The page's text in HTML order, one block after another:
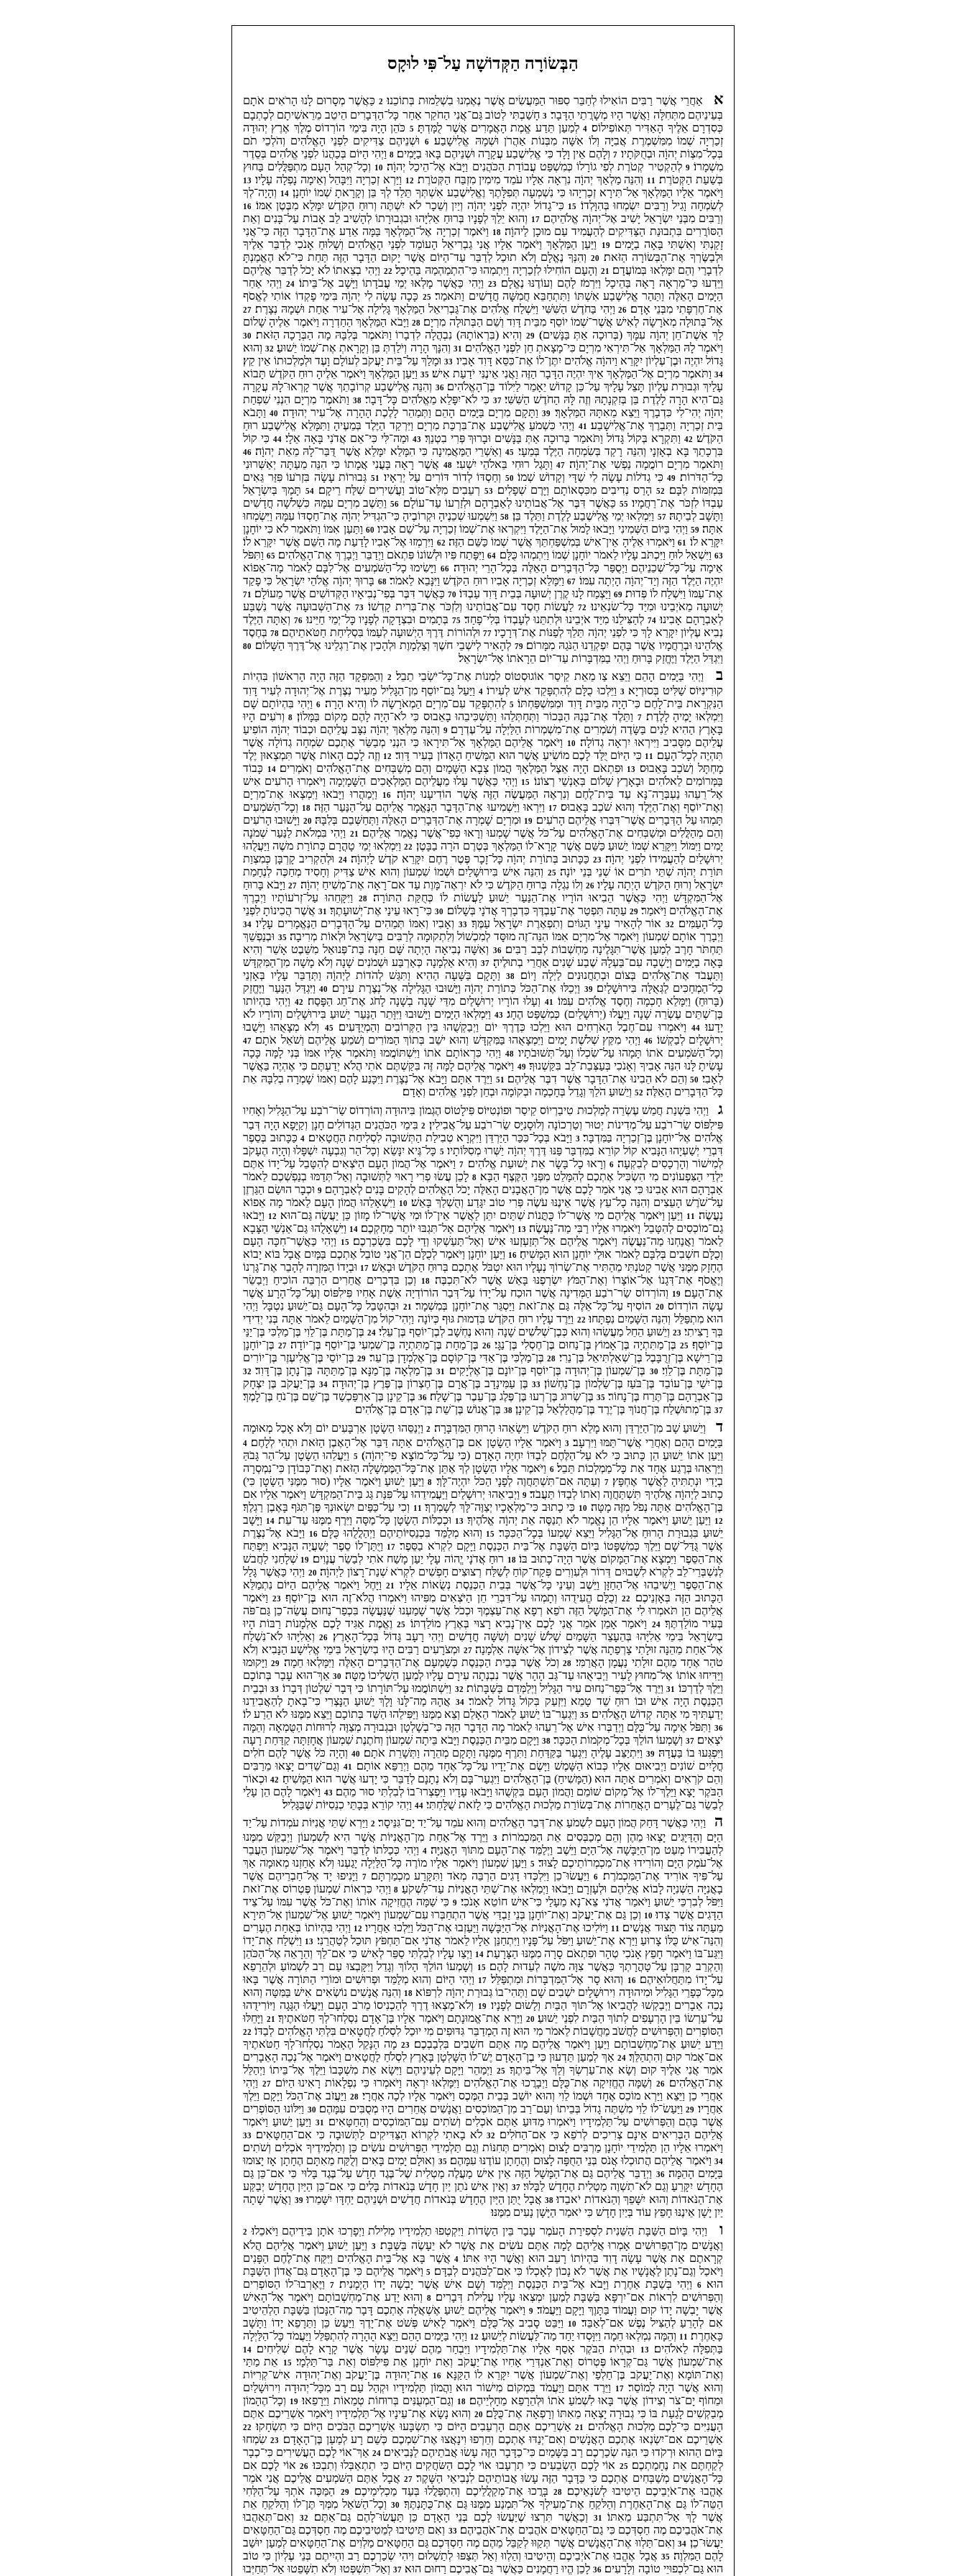
הַבְּשׂוֹרָה הַקְּדוֹשָׁה עַל־פִּי לוּקָס
א אַחֲרֵי אֲשֶׁר רַבִּים הוֹאִילוּ לְחַבֵּר סִפּוּר הַמַּעֲשִׂים אֲשֶׁר נֶאֶמְנוּ בִשְׁלֵמוּת בְּתוֹכֵנוּ׃ 2 כַּאֲשֶׁר מְסָרוּם לָנוּ הָרֹאִים אֹתָם
בְּעֵינֵיהֶם מִתְּחִלָּה וַאֲשֶׁר הָיוּ מְשָׁרֲתֵי הַדָּבָר׃ 3חָשַׁבְתִּי לְטוֹב גַּם־אֲנִי הַחֹקֵר אַחַר כָּל־הַדְּבָרִים הֵיטֵב מֵרֵאשִׁיתָם לְכָתְבָם
כְּסִדְרָם אֵלֶיךָ הָאַדִּיר תְּאוֹפִילוֹס׃ 4לְמַעַן תֵּדַע אֱמֶת הָאֲמָרִים אֲשֶׁר לֻמָּדְתָּ׃ 5
כֹּהֵן הָיָה בִּימֵי הוֹרְדוֹס מֶלֶךְ אֶרֶץ יְהוּדָה
זְכַרְיָה שְׁמוֹ מִמִּשְׁמֶרֶת אֲבִיָּה וְלוֹ אִשָּׁה מִבְּנוֹת אַהֲרֹן וּשְׁמָהּ אֱלִישָׁבַע׃
6וּשְׁנֵיהֶם צַדִּיקִים לִפְנֵי הָאֱלֹהִים וְהֹלְכֵי תֹם
בְּכָל־מִצְוֹת יְהוָֹה וּבְחֻקֹּתָיו׃ 7וְלָהֶם אֵין וָלָד כִּי אֱלִישֶׁבַע עֲקָרָה וּשְׁנֵיהֶם בָּאוּ בַיָּמִים׃ 8וַיְהִי הַיּוֹם בְּכַהֲנוֹ לִפְנֵי אֱלֹהִים בְּסֵדֶר
מִשְׁמָרוֹ׃ 9 לְהַקְטִיר קְטֹרֶת לְפִי גוֹרָלוֹ כְּמִשְׁפַּט עֲבוֹדַת הַכֹּהֲנִים וַיָּבֹא אֶל־הֵיכַל יְהוָֹה׃ 10
וְכָל־קְהַל הָעָם מִתְפַּלֲּלִים בַּחוּץ
בְּשַׁעַת הַקְּטֹרֶת׃
11 וְהִנֵּה מַלְאַךְ יְהוָֹה נִרְאָה אֵלָיו עֹמֵד מִימִין מִזְבַּח הַקְּטֹרֶת׃ 12 וַיַּרְא זְכַרְיָה וַיִּבָּהֵל וְאֵימָה נָפְלָה עָלָיו׃ 13
וַיֹּאמֶר אֵלָיו הַמַּלְאָךְ אַל־תִּירָא זְכַרְיָהוּ כִּי נִשְׁמְעָה תְּפִלָּתֶךָ וֶאֱלִישֶׁבַע אִשְׁתְּךָ תֵּלֵד לְךָ בֵּן וְקָרָאתָ שְׁמוֹ יוֹחָנָן׃14
וְהָיָה־לְךָ
לְשִׂמְחָה וָגִיל וְרַבִּים יִשְׂמְחוּ בְּהִוָּלְדוֹ׃
15 כִּי־גָדוֹל יִהְיֶה לִפְנֵי יְהוָֹה וְיַיִן וְשֵׁכָר לֹא יִשְׁתֶּה וְרוּחַ הַקֹּדֶשׁ יִמָּלֵא מִבֶּטֶן אִמּוֹ׃ 16
וְרַבִּים מִבְּנֵי יִשְׂרָאֵל יָשִׁיב אֶל־יְהוָֹה אֱלֹהֵיהֶם׃ 17
וְהוּא יֵלֵךְ לְפָנָיו בְּרוּחַ אֵלִיָּהוּ וּבִגְבוּרָתוֹ לְהָשִׁיב לֵב אָבוֹת עַל־בָּנִים וְאֵת
הַסּוֹרֲרִים בִּתְבוּנַת הַצַּדִּיקִים לְהַעֲמִיד עַם מוּכָן לַיהוָֹה׃ 18
וַיֹּאמֶר זְכַרְיָה אֶל־הַמַּלְאָךְ בַּמָּה אֵדַע אֶת־הַדָּבָר הַזֶּה כִּי־אֲנִי
זָקַנְתִּי וְאִשְׁתִּי בָּאָה בַיָּמִים׃
19
וַיַּעַן הַמַּלְאָךְ וַיֹּאמֶר אֵלָיו אֲנִי גַבְרִיאֵל הָעוֹמֵד לִפְנֵי הָאֱלֹהִים וְשָׁלוּחַ אָנֹכִי לְדַבֵּר אֵלֶיךָ
וּלְבַשֶּׂרְךָ אֶת־הַבְּשׂוֹרָה הַזֹּאת׃
20וְהִנְּךָ נֶאֱלָם וְלֹא תוּכַל לְדַבֵּר עַד־הַיּוֹם אֲשֶׁר יָקוּם הַדָּבָר הַזֶּה תַּחַת כִּי־לֹא הֶאֱמַנְתָּ
לִדְבָרַי וְהֵם יִמָּלְאוּ בְּמוֹעֲדָם׃
21 וְהָעָם הוֹחִילוּ לִזְכַרְיָה וַיִּתְמְהוּ כִּי־הִתְמַהְמַהּ בַּהֵיכָל׃ 22 וַיְהִי בְצֵאתוֹ לֹא יָכֹל לְדַבֵּר אֲלֵיהֶם
וַיֵּדְעוּ כִּי־מַרְאָה רָאָה בַּהֵיכָל וַיִּרְמֹז לָהֶם וְעוֹדֶנּוּ נֶאֱלָם׃
23 וַיְהִי כַּאֲשֶׁר מָלְאוּ יְמֵי עֲבֹדָתוֹ וַיָּשָׁב אֶל־בֵּיתוֹ׃ 24וַיְהִי אַחַר
הַיָּמִים הָאֵלֶּה וַתַּהַר אֱלִישֶׁבַע אִשְׁתּוֹ וַתִּתְחַבֵּא חֲמִשָּׁה חֳדָשִׁים וַתֹּאמַר׃ 25
כָּכָה עָשָׂה לִי יְהוָֹה בִּימֵי פָקְדוֹ אוֹתִי לֶאֱסֹף
אֶת־חֶרְפָּתִי מִבְּנֵי אָדָם׃ 26וַיְהִי בַּחֹדֶשׁ הַשִּׁשִּׁי וַיִּשְׁלַח אֱלֹהִים אֶת־גַּבְרִיאֵל הַמַּלְאָךְ גָּלִילָה אֶל־עִיר אַחַת וּשְׁמָהּ נְצָרֶת׃ 27
אֶל־בְּתוּלָה מְאֹרָשָׂה לְאִישׁ אֲשֶׁר־שְׁמוֹ יוֹסֵף מִבֵּית דָּוִד וְשֵׁם הַבְּתוּלָה מִרְיָם׃28 וַיָּבֹא הַמַּלְאָךְ הַחַדְרָה וַיֹּאמֶר אֵלֶיהָ שָׁלוֹם
לָךְ אֵשֶׁת־חֵן יְהוָֹה עִמָּךְ (בְּרוּכָה אַתְּ בַּנָּשִׁים)׃
29וְהִיא (בִּרְאוֹתָהּ) נִבְהֲלָה לִדְבָרוֹ וַתֹּאמֶר בְּלִבָּהּ מָה הַבְּרָכָה הַזֹּאת׃ 30
וַיֹּאמֶר לָהּ הַמַּלְאָךְ אַל־תִּירְאִי מִרְיָם כִּי־מָצָאתְ חֵן לִפְנֵי הָאֱלֹהִים׃ 31וְהִנָּךְ הָרָה וְיֹלַדְתְּ בֵּן וְקָרָאתְ אֶת־שְׁמוֹ יֵשׁוּעַ׃ 32וְהוּא
גָּדוֹל יִהְיֶה וּבֶן־עֶלְיוֹן יִקָּרֵא וַיהוָֹה אֱלֹהִים יִתֶּן־לוֹ אֶת־כִּסֵּא דָּוִד אָבִיו׃ 33וּמָלַךְ עַל־בֵּית יַעֲקֹב לְעוֹלָם וָעֶד וּלְמַלְכוּתוֹ אֵין קֵץ׃
34וַתֹּאמֶר מִרְיָם אֶל־הַמַּלְאָךְ אֵיךְ יִהְיֶה הַדָּבָר הַזֶּה וַאֲנִי אֵינֶנִּי יֹדַעַת אִישׁ׃ 35וַיַּעַן הַמַּלְאָךְ וַיֹּאמֶר אֵלֶיהָ רוּחַ הַקֹּדֶשׁ תָּבוֹא
עָלַיךְ וּגְבוּרַת עֶלְיוֹן תָּצֵל עָלָיּךְ עַל־כֵּן קָדוֹשׁ יֵאָמֵר לַיִּלוֹד בֶּן־הָאֱלֹהִים׃36 וְהִנֵּה אֱלִישֶׁבַע קְרוֹבָתֵךְ אֲשֶׁר קָרְאוּ־לָהּ עֲקָרָה
גַּם־הִיא הָרָה לָלֶדֶת בֵּן בְּזִקְנָתָהּ וְזֶה לָּהּ הַחֹדֶשׁ הַשִּׁשִּׁי׃37 כִּי לֹא־יִפָּלֵא מֵאֱלֹהִים כָּל־דָּבָר׃38 וַתֹּאמֶר מִרְיָם הִנְנִי שִׁפְחַת
יְהוָֹה יְהִי־לִי כִּדְבָרֶךָ וַיֵּצֵא מֵאִתָּהּ הַמַּלְאָךְ׃
39וַתָּקָם מִרְיָם בַּיָּמִים הָהֵם וַתְּמַהֵר לָלֶכֶת הָהָרָה אֶל־עִיר יְהוּדָה׃ 40וַתָּבֹא
בֵּית זְכַרְיָה וַתְּבָרֶךְ אֶת־אֱלִישָׁבַע׃
41
וַיְהִי כִּשְׁמֹעַ אֱלִישֶׁבַע אֶת־בִּרְכַּת מִרְיָם וַיִּרְקַד הַיֶּלֶד בְּמֵעֶיהָ וַתִּמָּלֵא אֱלִישֶׁבַע רוּחַ
הַקֹּדֶשׁ׃ 42וַתִּקְרָא בְּקוֹל גָּדוֹל וַתֹּאמַר בְּרוּכָה אַתְּ בַּנָּשִׁים וּבָרוּךְ פְּרִי בִטְנֵךְ׃ 43 וּמַה־לִּי כִּי־אֵם אֲדֹנִי בָּאָה אֵלָי׃44 כִּי קוֹל
בִּרְכָתֵךְ בָּא בְאָזְנָי וְהִנֵּה רָקַד בְּשִׂמְחָה הַיֶּלֶד בְּמֵעָי׃
45וְאַשְׁרֵי הַמַּאֲמִינָה כִּי הִמָּלֵא יִמָּלֵא אֲשֶׁר דֻּבַּר־לָהּ מֵאֵת יְהוָֹה׃ 46
וַתֹּאמֶר מִרְיָם רוֹמֲמָה נַפְשִׁי אֶת־יְהוָֹה׃ 47וַתָּגֶל רוּחִי בֵּאלֹהֵי יִשְׁעִי׃48
אֲשֶׁר רָאָה בָּעֳנִי אֲמָתוֹ כִּי הִנֵּה מֵעַתָּה יְאַשְּׁרוּנִי
כָּל־הַדֹּרוֹת׃
49כִּי גְדֹלוֹת עָשָׂה לִי שַׁדָּי וְקָדוֹשׁ שְׁמוֹ׃ 50 וְחַסְדּוֹ לְדוֹר דּוֹרִים עַל יְרֵאָיו׃ 51 גְּבוּרוֹת עָשָׂה בִּזְרֹעוֹ פִּזַּר גֵּאִים
בִּמְזִמּוֹת לִבָּם׃
52 הָרַס נְדִיבִים מִכִּסְאוֹתָם וַיָּרֶם שְׁפָלִים׃ 53 רְעֵבִים מִלֵּא־טוֹב וַעֲשִׁירִים שִׁלַּח רֵיקָם׃ 54
תָּמַךְ בְּיִשְׂרָאֵל
עַבְדּוֹ לִזְכֹּר אֶת־רַחֲמָיו׃ 55כַּאֲשֶׁר דִּבֶּר אֶל־אֲבוֹתֵינוּ לְאַבְרָהָם וּלְזַרְעוֹ עַד־עוֹלָם׃ 56וַתֵּשֶׁב מִרְיָם עִמָּהּ כִּשְׁלשָׁה חֳדָשִׁים
וַתָּשָׁב לְבֵיתָהּ׃57 וַיִּמְלְאוּ יְמֵי אֱלִישֶׁבַע לָלֶדֶת וַתֵּלֶד בֵּן׃ 58וַיִּשְׁמְעוּ שְׁכֵנֶיהָ וּקְרוֹבֶיהָ כִּי־הִגְדִּיל יְהוָֹה אֶת־חַסְדּוֹ עִמָּהּ וַיִּשְׂמְחוּ
אִתָּה׃ 59 וַיְהִי בַּיּוֹם הַשְּׁמִינִי וַיָּבֹאוּ לָמוּל אֶת־הַיָּלֶד וַיִּקְרְאוּ אֶת־שְׁמוֹ זְכַרְיָה עַל־שֵׁם אָבִיו׃ 60 וַתַּעַן אִמּוֹ וַתֹּאמַר לֹא כִּי יוֹחָנָן
יִקָּרֵא לוֹ׃
61וַיֹּאמְרוּ אֵלֶיהָ אֵין־אִישׁ בְּמִשְׁפַּחְתֵּךְ אֲשֶׁר שְׁמוֹ כַּשֵּׁם הַזֶּה׃ 62 וַיִּרְמְזוּ אֶל־אָבִיו לָדַעַת מָה הַשֵּׁם אֲשֶׁר יִקָּרֵא לוֹ׃
63וַיִּשְׁאַל לוּחַ וַיִּכְתֹּב עָלָיו לֵאמֹר יוֹחָנָן שְׁמוֹ וַיִּתְמְהוּ כֻּלָּם׃ 64וַיִּפָּתַח פִּיו וּלְשׁוֹנוֹ פִּתְאֹם וַיְדַבֵּר וַיְבָרֶךְ אֶת־הָאֱלֹהִים׃ 65וַתִּפֹּל
אֵימָה עַל־כָּל־שְׁכֵנֵיהֶם וַיְסֻפַּר כָּל־הַדְּבָרִים הָאֵלֶּה בְּכָל־הָרֵי יְהוּדָה׃66
וַיָּשִׂימוּ כָל־הַשֹּׁמְעִים אֶל־לִבָּם לֵאמֹר מָה־אֵפוֹא
יִהְיֶה הַיֶּלֶד הַזֶּה וְיַד־יְהוָֹה הָיְתָה עִמּוֹ׃ 67וַיִּמָּלֵא זְכַרְיָה אָבִיו רוּחַ הַקֹּדֶשׁ וַיִּנָּבֵא לֵאמֹר׃68 בָּרוּךְ יְהוָֹה אֱלֹהֵי יִשְׂרָאֵל כִּי פָקַד
אֶת־עַמּוֹ וַיִּשְׁלַח לוֹ פְּדוּת׃ 69 וַיַּצְמַח לָנוּ קֶרֶן יְשׁוּעָה בְּבֵית דָּוִד עַבְדּוֹ׃ 70 כַּאֲשֶׁר דִּבֶּר בְּפִי־נְבִיאָיו הַקְּדוֹשִׁים אֲשֶׁר מֵעוֹלָם׃ 71
יְשׁוּעָה מֵאֹיְבֵינוּ וּמִיַּד כָּל־שׂנְאֵינוּ׃ 72 לַעֲשׂוֹת חֶסֶד עִם־אֲבוֹתֵינוּ וְלִזְכֹּר אֶת־בְּרִית קָדְשׁוֹ׃ 73
אֶת־הַשְּׁבוּעָה אֲשֶׁר נִשְׁבַּע
לְאַבְרָהָם אָבִינוּ׃ 74לְהַצִּילֵנוּ מִיַּד אֹיְבֵינוּ וּלְתִתֵּנוּ לְעָבְדוֹ בְּלִי־פָחַד׃ 75בְּתָמִים וּבִצְדָקָה לְפָנָיו כָּל־יְמֵי חַיֵּינוּ׃76 וְאַתָּה הַיֶּלֶד
נְבִיא עֶלְיוֹן יִקָּרֵא לָךְ כִּי לִפְנֵי יְהוָֹה תֵּלֵךְ לְפַנּוֹת אֶת־דְּרָכָיו׃77 וּלְהוֹרוֹת דֶּרֶךְ הַיְשׁוּעָה לְעַמּוֹ בִּסְלִיחַת חַטֹּאתֵיהֶם׃ 78בְּחֶסֶד
אֱלֹהֵינוּ וּבְרַחֲמָיו אֲשֶׁר בָּהֶם יִפְקְדֵנוּ הַנֹּגַהּ מִמָּרוֹם׃ 79 לְהָאִיר לְישְׁבֵי חשֶׁךְ וְצַלְמָוֶת וּלְהָכִין אֶת־רַגְלֵינוּ אֶל־דֶּרֶךְ הַשָּׁלוֹם׃ 80
וַיִּגְדַּל הַיֶּלֶד וַיֶּחֱזַק בָּרוּחַ וַיְהִי בַמִּדְבָּרוֹת עַד־יוֹם הֵרָאֹתוֹ אֶל־יִשְׂרָאֵל׃
בוַיְהִי בַּיָּמִים הָהֵם וַיֵצֵא צַו מֵאֵת קֵיסַר אוֹגוּסְטוֹס לִמְנוֹת אֶת־כָּל־יֹשְׂבֵי תֵבֵל׃ 2
וְהַמִּפְקָד הַזֶּה הָיָה הָרִאשׁוֹן בִּהְיוֹת
קוּרִינִיּוֹס שַׁלִּיט בְּסוּרְיָא׃
3 וַיֵּלְכוּ כֻלָּם לְהִתְפָּקֵד אִישׁ לְעִירוֹ׃4 וַיַּעַל גַּם־יוֹסֵף מִן־הַגָּלִיל מֵעִיר נְצֶרֶת אֶל־יְהוּדָה לְעִיר דָּוִד
הַנִּקְרֵאת בֵּית־לָחֶם כִּי־הָיָה מִבֵּית דָּוִד וּמִמִּשְׁפַּחְתּוֹ׃ 5לְהִתְפָּקֵד עִם־מִרְיָם הַמְאֹרָשָׂה לוֹ וְהִיא הָרָה׃ 6וַיְהִי בִּהְיוֹתָם שָׁם
וַיִּמְלְאוּ יָמֶיהָ לָלֶדֶת׃7 וַתֵּלֶד אֶת־בְּנָהּ הַבְּכוֹר וַתְּחַתְּלֵהוּ וַתַּשְׁכִּיבֵהוּ בָאֵבוּס כִּי לֹא־הָיָה לָהֶם מָקוֹם בַּמָּלוֹן׃ 8וְרֹעִים הָיוּ
בָּאָרֶץ הַהִיא לֵנִים בַּשָּׂדֶה וְשֹׁמְרִים אֶת־מִשְׁמְרוֹת הַלַּיְלָה עַל־עֶדְרָם׃ 9 וְהִנֵּה מַלְאַךְ יְהוָֹה נִצָּב עֲלֵיהֶם וּכְבוֹד יְהוָֹה הוֹפִיעַ
עֲלֵיהֶם מִסָּבִיב וַיִּירְאוּ יִרְאָה גְדוֹלָה׃
10
וַיֹּאמֶר אֲלֵיהֶם הַמַּלְאָךְ אַל־תִּירָאוּ כִּי הִנְנִי מְבַשֵּׂר אֶתְכֶם שִׂמְחָה גְדוֹלָה אֲשֶׁר
תִּהְיֶה לְכָל־הָעָם׃
11 כִּי הַיּוֹם יֻלַּד לָכֶם מוֹשִׂיעַ אֲשֶׁר הוּא הַמָּשִׁיחַ הָאָדוֹן בְּעִיר דָּוִד׃ 12 וְזֶה לָכֶם הָאוֹת אֲשֶׁר תִּמְצְאוּן יֶלֶד
מָחְתָּל וְשֹׁכֵב בָּאֵבוּס׃
13 וּפִתְאֹם הָיָה אֵצֶל הַמַּלְאָךְ הֲמוֹן צְבָא הַשָּׁמָיִם וְהֵם מְשַׁבְּחִים אֶת־הָאֱלֹהִים וְאֹמְרִים׃14
כָּבוֹד
בַּמְּרוֹמִים לֵאלֹהִים וּבָאָרֶץ שָׁלוֹם בְּאַנְשֵׁי רְצוֹנוֹ׃
15
וַיְהִי כַּאֲשֶׁר עָלוּ מֵעֲלֵיהֶם הַמַּלְאָכִים הַשָּׁמָיְמָה וַיֹּאמְרוּ הָרֹעִים אִישׁ
אֶל־רֵעֵהוּ נַעְבְּרָה־נָּא עַד בֵּית־לֶחֶם וְנִרְאֶה הַמַּעֲשֶׂה הַזֶּה אֲשֶׁר הוֹדִיעָנוּ יְהוָֹה׃
16
וַיְמַהֲרוּ וַיָּבֹאוּ וַיִּמְצְאוּ אֶת־מִרְיָם
וְאֶת־יוֹסֵף וְאֶת־הַיֶּלֶד וְהוּא שֹׁכֵב בָּאֵבוּס׃17 וַיִּרְאוּ וַיַּשְׁמִיעוּ אֶת־הַדָּבָר הַנֶּאֱמָר אֲלֵיהֶם עַל־הַנַּעַר הַזֶּה׃ 18
וְכָל־הַשֹּׁמְעִים
תָּמְהוּ עַל הַדְּבָרִים אֲשֶׁר־דִּבְּרוּ אֲלֵיהֶם הָרֹעִים׃
19 וּמִרְיָם שָׁמְרָה אֶת־הַדְּבָרִים הָאֵלֶּה וַתְּחַשְּׁבֵם בְּלִבָּהּ׃ 20 וַיָּשׁוּבוּ הָרֹעִים
וְהֵם מְהַלֲּלִים וּמְשַׁבְּחִים אֶת־הָאֱלֹהִים עַל־כֹּל אֲשֶׁר שָׁמְעוּ וְרָאוּ כְּפִי־אֲשֶׁר נֶאֱמַר אֲלֵיהֶם׃
21
וַיְהִי בִּמְלֹאת לַנַּעַר שְׁמֹנָה
יָמִים וַיִּמּוֹל וַיִּקָּרֵא שְׁמוֹ יֵשׁוּעַ כַּשֵּׁם אֲשֶׁר קָרָא־לוֹ הַמַּלְאָךְ בְּטֶרֶם הֹרָה בַבָּטֶן׃ 22וַיִּמְלְאוּ יְמֵי טָהֳרָם כְּתוֹרַת משֶׁה וַיַּעֲלֻהוּ
יְרוּשָׁלַיִם לְהַעֲמִידוֹ לִפְנֵי יְהוָֹה׃ 23כַּכָּתוּב בְּתוֹרַת יְהוָֹה כָּל־זָכָר פֶּטֶר רֶחֶם יִקָּרֵא קֹדֶשׁ לַיְהוָֹה׃24
וּלְהַקְרִיב קָרְבָּן כְּמִצְוַת
תּוֹרַת יְהוָֹה שְׁתֵּי תֹרִים אוֹ שְׁנֵי בְּנֵי יוֹנָה׃ 25
וְהִנֵּה אִישׁ בִּירוּשָׁלַיִם וּשְׁמוֹ שִׁמְעוֹן וְהוּא אִישׁ צַדִּיק וְחָסִיד מְחַכֶּה לְנֶחָמַת
יִשְׂרָאֵל וְרוּחַ הַקֹּדֶשׁ הָיְתָה עָלָיו׃26 וְלוֹ נִגְלָה בְּרוּחַ הַקֹּדֶשׁ כִּי לֹא יִרְאֶה־מָּוֶת עַד אִם־רָאָה אֶת־מְשִׁיחַ יְהוָֹה׃ 27וַיָּבֹא בָּרוּחַ
אֶל־הַמִּקְדָּשׁ וַיְהִי כַּאֲשֶׁר הֵבִיאוּ הוֹרָיו אֶת־הַנַּעַר יֵשׁוּעַ לַעֲשׂוֹת לוֹ כְּחֻקַּת הַתּוֹרָה׃28
וַיִּקָּחֵהוּ עַל־זְרֹעוֹתָיו וַיְבָרֶךְ
אֶת־הָאֱלֹהִים וַיֹּאמַר׃ 29 עַתָּה תִּפְטַר אֶת־עַבְדֶּךָ כִּדְבָרְךָ אֲדֹנָי בְּשָׁלוֹם׃ 30כִּי־רָאוּ עֵינַי אֶת־יְשׁוּעָתֶךָ׃ 31אֲשֶׁר הֲכִינוֹתָ לִפְנֵי
כָּל־הָעַמִּים׃
32אוֹר לְהָאִיר עֵינֵי הַגּוֹיִם וְתִפְאֶרֶת יִשְׂרָאֵל עַמֶּךָ׃ 33 וְאָבִיו וְאִמּוֹ תְּמֵהִים עַל־הַדְּבָרִים הַנֶּאֱמָרִים עָלָיו׃ 34
וַיְבָרֶך אוֹתָם שִׁמְעוֹן וַיֹּאמֶר אֶל־מִרְיָם אִמּוֹ הִנֵּה־זֶה מוּסָּד לְמִכְשׁוֹל וְלִתְקוּמָה לְרַבִּים בְּיִשְׂרָאֵל וּלְאוֹת מְרִיבָה׃ 35 וּבְנַפְשֵׁךְ
תַּחְתֹּר חָרֶב לְמַעַן אֲשֶׁר־תִּגָּלֶינָה מַחְשְׁבוֹת לְבַב רַבִּים׃36
וְאִשָּׁה נְבִיאָה הָיְתָה שָּׁם חַנָּה בַּת־פְּנוּאֵל מִשֵּׁבֶט אָשֵׁר וְהִיא
בָּאָה בַיָּמִים וְיָשְׁבָה עִם־בַּעְלָהּ שֶׁבַע שָׁנִים אַחֲרֵי בְתוּלֶיהָ׃ 37 וְהִיא אַלְמָנָה כְּאַרְבַּע וּשְׁמֹנִים שָׁנָה וְלֹא מָשָׁה מִן־הַמִּקְדָּשׁ
וַתַּעֲבֹד אֶת־אֱלֹהִים בְּצוֹם וּבְתַחֲנוּנִים לַיְלָה וָיוֹם׃
38וַתָּקָם בַּשָּׁעָה הַהִיא וַתִּגַּשׁ לְהֹדוֹת לַיְהוָֹה וַתְּדַבֵּר עָלָיו בְּאָזְנֵי
כָל־הַמְחַכִּים לַגְּאֻלָּה בִּירוּשָׁלָיִם׃
39 וַיְכַלּוּ אֶת־הַכֹּל כְּתוֹרַת יְהוָֹה וַיָּשׁוּבוּ הַגָּלִילָה אֶל־נְצֶרֶת עִירָם׃ 40וַיִּגְדַּל הַנַּעַר וַיֶּחֱזַק
(בָּרוּחַ) וַיִּמָּלֵא חָכְמָה וְחֶסֶד אֱלֹהִים עִמּוֹ׃
41 וְעָלוּ הוֹרָיו יְרוּשָׁלַיִם מִדֵּי שָׁנָה בְשָׁנָה לָחֹג אֶת־חַג הַפָּסַח׃ 42
וַיְהִי בִּהְיוֹתו
בֶּן־שְׁתֵּים עֶשְׂרֵה שָׁנָה וַיַּעֲלוּ (יְרוּשָׁלַיִם) כְּמִשְׁפַּט הֶחָג׃ 43וַיִּמְלְאוּ הַיָּמִים וַיָּשׁוּבוּ וַיִּוָּתֵר הַנַּעַר יֵשׁוּעַ בִּירוּשָׁלַיִם וְהוֹרָיו לֹא
יָדָעוּ׃44 וַיֹּאמְרוּ עִם־חֶבֶל הָאֹרְחִים הוּא וַיֵּלְכוּ כְּדֶרֶךְ יוֹם וַיְבַקְשֻׁהוּ בֵּין הַקְּרוֹבִים וְהַמְיֻדָּעִים׃ 45
וְלֹא מְצָאֻהוּ וַיָּשֻׁבוּ
יְרוּשָׁלָיִם לְבַקְשׁוֹ׃ 46וַיְהִי מִקֵּץ שְׁלשֶׁת יָמִים וַיִּמְצָאֻהוּ בַּמִּקְדָּשׁ וְהוּא ישֵׁב בְּתוֹךְ הַמּוֹרִים וְשֹׁמֵעַ אֲלֵיהֶם וְשֹׁאֵל אֹתָם׃ 47
וְכָל־הַשֹּׁמְעִים אֹתוֹ תָּמָהוּ עַל־שִׂכְלוֹ וְעַל־תְּשׁוּבֹתָיו׃48
וַיְהִי כִּרְאוֹתָם אֹתוֹ וַיִּשְׁתּוֹמֲמוּ וַתֹּאמֶר אֵלָיו אִמּוֹ בְּנִי לָמָּה כָּכָה
עָשִׂיתָ לָּנוּ הִנֵּה אָבִיךָ וְאָנֹכִי בְּעַצְּבַת־לֵב בִּקַּשְׁנוּךָ׃ 49 וַיֹּאמֶר אֲלֵיהֶם לָמָּה זֶּה בִּקַּשְׁתֶּם אֹתִי הֲלֹא יְדַעְתֶּם כִּי אֶהְיֶה בַּאֲשֶׁר
לְאָבִי׃ 50וְהֵם לֹא הֵבִינוּ אֶת־הַדָּבָר אֲשֶׁר דִבֶּר אֲלֵיהֶם׃ 51 וַיֵּרֶד אִתָּם וַיָּבֹא אֶל־נְצָרֶת וַיִּכָּנַע לָהֶם וְאִמּוֹ שָׁמְרָה בְלִבָּהּ אֵת
כָּל־הַדְּבָרִים הָאֵלֶּה׃ 52 וְיֵשׁוּעַ הֹלֵךְ וְגָדֵל בְּחָכְמָה וּבְקוֹמָה וּבְחֵן לִפְנֵי אֱלֹהִים וְאָדָם׃
ג וַיְהִי בִּשְׁנַת חֲמֵשׁ עֶשְׂרֵה לְמַלְכוּת טִיבַרְיוֹס קֵיסַר וּפוֹנְטִיּוֹס פִּילָטוֹס הֶגְמוֹן בִּיהוּדָה וְהוֹרְדוֹס שַׂר־רֹבַע עַל־הַגָּלִיל וְאָחִיו
פִּילִפּוֹס שַׂר־רֹבַע עַל־מְדִינוֹת יְטוּר וְטַרְכוֹנָה וְלוּסָנִיָּס שַׂר־רֹבַע עַל־אֲבִילִין׃ 2בִּימֵי הַכֹּהֲנִים הַגְּדוֹלִים חָנָן וְקַיָּפָא הָיָה דְּבַר
אֱלֹהִים אֶל־יוֹחָנָן בֶּן־זְכַרְיָה בַּמִּדְבָּר׃ 3 וַיָּבֹא בְּכָל־כִּכַּר הַיַּרְדֵּן וַיִּקְרָא טְבִילַת הַתְּשׁוּבָה לִסְלִיחַת הַחֲטָאִים׃ 4כַּכָּתוּב בְּסֵפֶר
דִּבְרֵי יְשַׁעְיָהוּ הַנָּבִיא קוֹל קוֹרֵא בַמִּדְבַּר פַּנּוּ דֶּרֶךְ יְהוָֹה יַשְּׁרוּ מְסִלּוֹתָיו׃ 5 כָּל־גֶּיא יִנָּשֵׂא וְכָל־הַר וְגִבְעָה יִשְׁפָּלוּ וְהָיָה הֶעָקֹב
לְמִישׁוֹר וְהָרְכָסִים לְבִקְעָה׃6 וְרָאוּ כָל־בָּשָׂר אֵת יְשׁוּעַת אֱלֹהִים׃ 7וַיֹּאמֶר אֶל־הֲמוֹן הָעָם הַיֹּצְאִים לְהִטָּבֵל עַל־יָדוֹ אַתֶּם
יַלְדֵי הַצִּפְעוֹנִים מִי הִשְׂכִּיל אֶתְכֶם לְהִמָּלֵט מִפְּנֵי הַקֶּצֶף הַבָּא׃ 8לָכֵן עֲשׂוּ פְרִי רָאוּי לַתְּשׁוּבָה וְאַל־תְּדַמּוּ בְנַפְשְׁכֶם לֵאמֹר
אַבְרָהָם הוּא אָבִינוּ כִּי אֲנִי אֹמֵר לָכֶם אֲשֶׁר מִן־הָאֲבָנִים הָאֵלֶּה יָכֹל הָאֱלֹהִים לְהָקִים בָּנִים לְאַבְרָהָם׃ 9וּכְבָר הוּשַׂם הַגַּרְזֶן
עַל־שֹׁרֶשׁ הָעֵצִים וְהִנֵּה כָל־עֵץ אֲשֶׁר אֵינֶנּוּ עֹשֶׂה פְּרִי טוֹב יִגָּדַע וְהֻשְׁלַךְ בָּאֵשׁ׃ 10
וַיִּשְׁאָלֵהוּ הֲמוֹן הָעָם לֵאמֹר מָה אֵפוֹא
נַעֲשֶׂה׃
11 וַיַּעַן וַיֹּאמֶר אֲלֵיהֶם מִי אֲשֶׁר־לוֹ כֻּתֳּנוֹת שְׁתַּיִם יִתֵּן לַאֲשֶׁר אֵין־לוֹ וּמִי אֲשֶׁר־לוֹ מָזוֹן כֵּן יַעֲשֶׂה גַּם־הוּא׃ 12
וַיָּבֹאוּ
גַם־מוֹכְסִים לְהִטָּבֵל וַיֹּאמְרוּ אֵלָיו רַבִּי מַה־נַּעֲשֶׂה׃ 13 וַיֹּאמֶר אֲלֵיהֶם אַל־תִּגְבּוּ יוֹתֵר מֵחָקְכֶם׃ 14 וַיִּשְׁאָלֻהוּ גַּם־אַנְשֵׁי הַצָּבָא
לֵאמֹר וַאֲנַחְנוּ מַה־נַּעֲשֶׂה וַיֹּאמֶר אֲלֵיהֶם אַל־תְּזַעְזְעוּ אִישׁ וְאַל־תַּעַשְׁקוּ וְדַי לָכֶם בִּשְׂכַרְכֶם׃
15
וַיְהִי כַּאֲשֶׁר־חִכָּה הָעָם
וְכֻלָּם חשְׁבִים בְּלִבָּם לֵאמֹר אוּלַי יוֹחָנָן הוּא הַמָּשִׁיחַ׃16 וַיַּעַן יוֹחָנָן וַיֹּאמֶר לְכֻלָּם הֵן־אֲנִי טוֹבֵל אֶתְכֶם בַּמָּיִם אֲבָל בּוֹא יָבוֹא
הֶחָזָק מִמֶּנִּי אֲשֶׁר קָטֹנְתִּי מֵהַתִּיר אֶת־שְׂרוֹךְ נְעָלָיו הוּא יִטְבֹּל אֶתְכֶם בְּרוּחַ הַקֹּדֶשׁ וּבָאֵשׁ׃ 17 וּבְיָדוֹ הַמִּזְרֶה לְהָבֵר אֶת־גָּרְנוֹ
וְיֶאֱסֹף אֶת־דְּגָנוֹ אֶל־אוֹצָרוֹ וְאֶת־הַמֹּץ יִשְׂרְפֶנּוּ בָּאֵשׁ אֲשֶׁר לֹא־תִּכְבֶּה׃
18
וְכֵן בִּדְבָרִים אֲחֵרִים הַרְבֵּה הוֹכִיחַ וַיְבַשֵׂר
אֶת־הָעָם׃
19
וְהוֹרְדוֹס שַׂר־רֹבַע הַמְּדִינָה אֲשֶׁר הוּכַח עַל־יָדוֹ עַל־דְּבַר הוֹרוֹדְיָה אֵשֶׁת אָחִיו פִּילִפּוֹס וְעַל־כָּל־הָרָע אֲשֶׁר
עָשָׂה הוֹרְדוֹס׃ 20 הוֹסִיף עַל־כָּל־אֵלֶּה גַּם אֶת־זֹאת וַיַּסְגֵּר אֶת־יוֹחָנָן בְּמִשְׁמָר׃ 21
וּבְהִטָּבֵל כָּל־הָעָם גַּם־יֵשׁוּעַ נִטְבָּל וַיְהִי
הוּא מִתְפַּלֵּל וְהִנֵּה הַשָּׁמַיִם נִפְתָּחוּ׃ 22 וַיֵּרֶד עָלָיו רוּחַ הַקֹּדֶשׁ בִּדְמוּת גּוּף כְּיוֹנָה וַיְהִי־קוֹל מִן־הַשָּׁמַיִם לֵאמֹר אַתָּה בְּנִי יְדִידִי
בְּךָ רָצִיתִי׃ 23 וְיֵשׁוּעַ הֵחֵל מַעֲשֵׂהוּ וְהוּא כְּבֶן־שְׁלשִׁים שָׁנָה וְהוּא נֶחְשָׁב לְבֶן־יוֹסֵף בֶּן־עֵלִי׃ 24בֶּן־מַתָּת בֶּן־לֵוִי בֶּן־מַלְכִּי בֶּן־יַנַּי
בֶּן־יוֹסֵף׃ 25בֶּן־מַתִּתְיָה בֶּן־אָמוֹץ בֶּן־נַחוּם בֶּן־חֶסְלִי בֶּן־נַגָּי׃ 26בֶּן־מַחַת בֶּן־מַתִּתְיָה בֶּן־שִׁמְעִי בֶּן־יוֹסֵף בֶּן־יוֹדָה׃27 בֶּן־יוֹחָנָן
בֶּן־רֵישָׁא בֶּן־זְרֻבָּבֶל בֶּן־שְׁאַלְתִּיאֵל בֶּן־נֵרִי׃ 28בֶּן־מַלְכִּי בֶּן־אַדִּי בֶּן־קוֹסָם בֶּן־אֶלְמְדָן בֶּן־עֵר׃ 29בֶּן־יוֹסֵי בֶּן־אֱלִיעֶזֶר בֶּן־יוֹרִים
בֶּן־מַתָּת בֶּן־לֵוִי׃ 30 בֶּן־שִׁמְעוֹן בֶּן־יְהוּדָה בֶּן־יוֹסֵף בֶּן־יוֹנָם בֶּן־אֶלְיָקִים׃ 31בֶּן־מַלְאָה בֶּן־מַנָּא בֶּן־מַתַּתָּה בֶּן־נָתָן בֶּן־דָּוִד׃ 32
בֶּן־יִשַׁי בֶּן־עוֹבֵד בֶּן־בֹּעַז בֶּן־שַׂלְמוֹן בֶּן־נַחְשׁוֹן׃ 33בֶּן עַמִּינָדָב בֶּן־אֲרָם בֶּן־חֶצְרוֹן בֶּן־פֶּרֶץ בֶּן־יְהוּדָה׃ 34בֶּן־יַעֲקֹב בֶּן יִצְחָק
בֶּן־אַבְרָהָם בֶּן־תֶּרַח בֶּן־נָחוֹר׃ 35 בֶּן־שְׂרוּג בֶּן־רְעוּ בֶּן־פֶּלֶג בֶּן־עֵבֶר בֶּן־שָׁלַח׃ 36בֶּן־קֵינָן בֶּן־אַרְפַּכְשַׁד בֶּן־שֵׁם בֶּן־נֹחַ בֶּן־לָמֶךְ׃
37 בֶּן־מְתוּשֶׁלַח בֶּן־חֲנוֹךְ בֶּן־יֶרֶד בֶּן־מַהֲלַלְאֵל בֶּן־קֵינָן׃ 38 בֶּן־אֱנוֹשׁ בֶּן־שֵׁת בֶּן־אָדָם בֶּן־אֱלֹהִים׃
דוְיֵשׁוּעַ שָׁב מִן־הַיַּרְדֵּן וְהוּא מָלֵא רוּחַ הַקֹּדֶשׁ וַיִּשָׂאֵהוּ הָרוּחַ הַמִּדְבָּרָה׃ 2וַיְנַסֵּהוּ הַשָׂטָן אַרְבָּעִים יוֹם וְלֹא אָכַל מְאוּמָה
בַּיָּמִים הָהֵם וְאַחֲרֵי אֲשֶׁר־תַּמּוּ וַיִּרְעָב׃ 3 וַיֹּאמֶר אֵלָיו הַשָׂטָן אִם בֶּן־הָאֱלֹהִים אַתָּה דַּבֵּר אֶל־הָאֶבֶן הַזֹּאת וּתְהִי לְלָחֶם׃ 4
וַיַּעַן אֹתוֹ יֵשׁוּעַ הֵן כָּתוּב כִּי לֹא עַל־הַלֶּחֶם לְבַדּוֹ יִחְיֶה הָאָדָם (כִּי עַל־כָּל־מוֹצָא פִי־יְהוָֹה)׃ 5
וַיַּעֲלֵהוּ הַשָׂטָן עַל־הַר גָּבֹהַּ
וַיַּרְאֵהוּ בְּרֶגַע אֶחָד אֵת כָּל־מַמְלְכוֹת תֵּבֵל׃6 וַיֹּאמֶר אֵלָיו הַשָׂטָן לְךָ אֶתֵּן אֶת־כָּל־הַמֶּמְשָׁלָה הַזֹּאת וְאֶת־כְּבוֹדָן כִּי־נִמְסְרָה
בְיָדִי וּנְתַתִּיהָ לַאֲשֶׁר אֶחְפָּץ׃7 וְעַתָּה אִם־תִּשְׁתַּחֲוֶה לְפָנָי הַכֹּל יִהְיֶה־לָּךְ׃ 8וַיַּעַן יֵשׁוּעַ וַיֹּאמֶר אֵלָיו (סוּר מִמֶּנִּי הַשָׂטָן כִּי)
כָתוּב לַיְהוָֹה אֱלֹהֶיךָ תִּשְׁתַּחֲוֶה וְאֹתוֹ לְבַדּוֹ תַּעֲבֹד׃ 9 וַיְבִיאֵהוּ יְרוּשָׁלַיִם וַיַּעֲמִידֵהוּ עַל־פִּנַּת גַּג בֵּית־הַמִּקְדָּשׁ וַיֹּאמֶר אֵלָיו אִם
בֶּן־הָאֱלֹהִים אַתָּה נְפֹל מִזֶּה מָטָּה׃ 10 כִּי כָתוּב כִּי־מַלְאָכָיו יְצַוֶּה־לָּךְ לְשָׁמְרֶךָ׃ 11 וְכִי עַל־כַּפַּיִם יִשָׂאוּנְךָ פֶּן־תִּגֹּף בָּאֶבֶן רַגְלֶךָ׃
12 וַיַּעַן יֵשׁוּעַ וַיֹּאמֶר אֵלָיו הֵן נֶאֱמַר לֹא תְנַסֶּה אֵת יְהוָֹה אֱלֹהֶיךָ׃ 13 וּכְכַלּוֹת הַשָׂטָן כָּל־מַסָּה וַיִּרֶף מִמֶּנּוּ עַד־עֵת׃ 14
וַיָּשָׁב
יֵשׁוּעַ בִּגְבוּרַת הָרוּחַ אֶל־הַגָּלִיל וַיֵּצֵא שָׁמְעוֹ בְּכָל־הַכִּכָּר׃
15 וְהוּא מְלַמֵּד בִּכְנֵסִיּוֹתֵיהֶם וַיְהַלֲלֻהוּ כֻּלָּם׃16
וַיָּבֹא אֶל־נְצֶרֶת
אֲשֶׁר גֻּדַּל־שָׁם וַיֵּלֶךְ כְּמִשְׁפָּטוֹ בְּיוֹם הַשַּׁבָּת אֶל־בֵּית הַכְּנֵסֶת וַיָּקָם לִקְרֹא בַסֵּפֶר׃ 17
וַיֻּתַּן־לוֹ סֵפֶר יְשַׁעֲיָה הַנָּבִיא וַיִּפְתַּח
אֶת־הַסֵּפֶר וַיִּמְצָא אֶת־הַמָּקוֹם אֲשֶׁר הָיָה־כָתוּב בּוֹ׃18 רוּחַ אֲדֹנָי יֱהוֹה עָלָי יַעַן מָשַׁח אֹתִי לְבַשֵׂר עֲנָוִים׃ 19 שְׁלָחַנִי לַחֲבשׁ
לְנִשְׁבְּרֵי־לֵב לִקְרֹא לִשְׁבוּיִם דְּרוֹר וּלְעִוְרִים פְּקַח־קוֹחַ לְשַׁלַּח רְצוּצִים חָפְשִׁים לִקְרֹא שְׁנַת־רָצוֹן לַיְהוָֹה׃ 20 וַיְהִי כַּאֲשֶׁר גָּלַל
אֶת־הַסֵּפֶר וַיְשִׁיבֵהוּ אֶל־הַחַזָּן וַיֵּשֶׁב וְעֵינֵי כָּל־אֲשֶׁר בְּבֵית הַכְּנֵסֶת נְשֻׂאוֹת אֵלָיו׃
21וַיָּחֶל וַיֹּאמֶר אֲלֵיהֶם הַיּוֹם נִתְמַלֵּא
הַכָּתוּב הַזֶּה בְּאָזְנֵיכֶם׃
22וְכֻלָּם הֱעִידֻהוּ וְתָמְהוּ עַל־דִּבְרֵי חֵן הַיֹּצְאִים מִפִּיהוּ וַיֹּאמְרוּ הֲלֹא־זֶה הוּא בֶּן־יוֹסֵף׃ 23וַיֹּאמֶר
אֲלֵיהֶם הֵן תֹּאמְרוּ לִי אֶת־הַמָּשָׁל הַזֶּה רֹפֵא רְפָא אֶת־עַצְמֶךָ וּכְכֹל אֲשֶׁר שָׁמַעְנוּ שֶׁנַּעֲשָׂה בִּכְפַר־נַחוּם עֲשֵׂה־כֵן גַּם־פֹּה
בְּעִיר מוֹלַדְתֶּךָ׃24 וַיֹּאמַר אָמֵן אֹמֵר אֲנִי לָכֶם אֵין־נָבִיא רָצוּי בְּאֶרֶץ מוֹלַדְתּוֹ׃ 25וֶאֱמֶת אַגִּיד לָכֶם אַלְמָנוֹת רַבּוֹת הָיוּ
בְיִשְׂרָאֵל בִּימֵי אֵלִיָּהוּ בְּהֵעָצֵר הַשָּׁמַיִם שָׁלֹשׂ שָׁנִים וְשִׁשָּׁה חֳדָשִׁים וַיְהִי רָעָב גָּדוֹל בְּכָל־הָאָרֶץ׃
26וְאֵלִיָּהוּ לֹא־נִשְׁלַח
אֶל־אַחַת מֵהֵנָּה זוּלָתִי צָרְפַתָה אֲשֶׁר לְצִידוֹן אֶל־אִשָּׁה אַלְמָנָה׃27 וּמְצֹרָעִים רַבִּים הָיוּ בְיִשְׂרָאֵל בִּימֵי אֱלִישָׁע הַנָּבִיא וְלֹא
טֹהַר אֶחָד מֵהֶם זוּלָתִי נַעֲמָן הָאֲרַמִּי׃ 28וְכֹל אֲשֶׁר בְּבֵית הַכְּנֵסֶת כְּשָׁמְעָם אֶת־הַדְּבָרִים הָאֵלֶּה וַיִּמָּלְאוּ חֵמָה׃ 29וַיָּקוּמוּ
וַיַּדִּיחוּ אוֹתוֹ אֶל־מִחוּץ לָעִיר וַיְבִיאֻהוּ עַד־גַּב הָהָר אֲשֶׁר נִבְנְתָה עִירָם עָלָיו לְמַעַן הַשְׁלִיכוֹ מָטָּה׃ 30אַךְ־הוּא עָבַר בְּתוֹכָם
וַיֵּלֶךְ לְדַרְכּוֹ׃
31וַיֵּרֶד אֶל־כְּפַר־נַחוּם עִיר הַגָּלִיל וַיְלַמְּדֵם בַּשַּׁבָּתוֹת׃ 32 וַיִּשְׁתּוֹמֲמוּ עַל־תּוֹרָתוֹ כִּי דְּבָר שִׁלְטוֹן דְּבָרוֹ׃ 33וּבְבֵית
הַכְּנֵסֶת הָיָה אִישׁ וּבוֹ רוּחַ שֵׁד טָמֵא וַיִּזְעַק בְּקוֹל גָּדוֹל לֵאמֹר׃34
אֲהָהּ מַה־לָּנוּ וָלָךְ יֵשׁוּעַ הַנָּצְרִי כִּי־בָאתָ לְהַאֲבִידֵנוּ
יְדַעְתִּיךָ מִי אַתָּה קְדוֹשׁ הָאֱלֹהִים׃ 35 וַיִּגְעַר־בּוֹ יֵשׁוּעַ לֵאמֹר הֵאָלֵם וְצֵא מִמֶּנּוּ וַיַּפִּילֵהוּ הַשֵּׁד בְּתוֹכָם וַיֵּצֵא מִמֶּנּוּ לֹא הֵרַע לוֹ׃
36 וַתִּפֹּל אֵימָה עַל־כֻּלָּם וַיְדַבְּרוּ אִישׁ אֶל־רֵעֵהוּ לֵאמֹר מָה הַדָּבָר הַזֶּה כִּי־בְשָׁלְטָן וּבִגְבוּרָה מְצַוֶּה לְרוּחוֹת הַטֻּמְאָה וְהֵמָּה
יֹצְאִים׃ 37 וְשָׁמְעוֹ הוֹלֵךְ בְּכָל־מְקֹמוֹת הַכִּכָּר׃ 38 וַיָּקָם מִבֵּית הַכְּנֵסֶת וַיָּבֹא בֵּיתָה שִׁמְעוֹן וְחֹתֶנֶת שִׁמְעוֹן אֲחָזַתָּה קַדַּחַת רָעָה
וַיִּפְגְּעוּ בוֹ בַּעֲדָהּ׃ 39וַיִּתְיַצֵּב עָלֶיהָ וַיִּגְעַר בַּקַּדַּחַת וַתִּרֶף מִמֶּנָּה וַתָּקָם מְהֵרָה וַתְּשָׁרֵת אֹתָם׃ 40 וְהָיָה כֹּל אֲשֶׁר לָהֶם חֹלִים
חֳלָיִים שׁוֹנִים וַיְבִיאוּם אֵלָיו כְּבוֹא הַשָּׁמֶשׁ וַיָּשֶׂם אֶת־יָדָיו עַל־כָּל־אֶחָד מֵהֶם וַיְרַפֵּא אוֹתָם׃
41
וְגַם־שֵׁדִים יָצְאוּ מֵרַבִּים
וְהֵם קֹרְאִים וְאֹמְרִים אַתָּה הוּא (הַמָּשִׁיחַ) בֶּן־הָאֱלֹהִים וַיִּגְעַר־בָּם וְלֹא נְתָנָם לְדַבֵּר כִּי יָדְעוּ אֲשֶׁר הוּא הַמָּשִׁיחַ׃
42וּכְאוֹר
הַבֹּקֶר יָצָא וַיֵּלֶךְ־לוֹ אֶל־מְקוֹם שׁוֹמֵם וַהֲמוֹן הָעָם בִּקְשֻׁהוּ וַיָּבֹאוּ עָדָיו וַיִּפְצְרוּ־בוֹ לְבִלְתִּי סוּר מֵהֶם׃ 43 וַיֹּאמֶר לָהֶם הֵן עָלַי
לְבַשֵׂר גַּם־לֶעָרִים הָאֲחֵרוֹת אֶת־בְּשׂוֹרַת מַלְכוּת הָאֱלֹהִים כִּי לָזֹאת שֻׁלָּחְתִּי׃ 44 וַיְהִי קוֹרֵא בְּבָתֵּי כְנֵסִיּוֹת שֶׁבַּגָּלִיל׃
ה וַיְהִי כַּאֲשֶׁר דָּחַק הֲמוֹן הָעָם לִשְׁמֹעַ אֶת־דְּבַר הָאֱלֹהִים וְהוּא עֹמֵד עַל־יַד יָם־גִּנֵּיסָר׃ 2וַיַּרְא שְׁתֵּי אֳנִיּוֹת עֹמְדוֹת עַל־יַד
הַיָּם וְהַדַּיָּגִים יָצְאוּ מֵהֶן וְהֵם מְכַבְּסִים אֵת הַמִּכְמֹרוֹת׃
3
וַיֵּרֶד אֶל־אַחַת מִן־הָאֳנִיּוֹת אֲשֶׁר הִיא לְשִׁמְעוֹן וַיְבַקֵּשׁ מִמֶּנוּ
לְהַעֲבִירוֹ מְעַט מִן־הַיַּבָּשָׁה אֶל־הַיָּם וַיֵּשֶׁב וַיְלַמֵּד אֶת־הָעָם מִתּוֹךְ הָאֳנִיָּה׃ 4 וַיְהִי כְּכַלּתוֹ לְדַבֵּר וַיֹּאמֶר אֶל־שִׁמְעוֹן הַעֲבֵר
אֶל־עֹמֶק הַיָּם וְהוֹרִידוּ אֶת־מִכְמְרוֹתֵיכֶם לָצוּד׃ 5 וַיַּעַן שִׁמְעוֹן וַיֹּאמֶר אֵלָיו מוֹרֶה כָּל־הַלַּיְלָה יָגַעְנוּ וְלֹא אָחַזְנוּ מְאוּמָה אַךְ
עַל־פִּיךָ אוֹרִיד אֶת־הַמִּכְמֹרֶת׃
6וַיַּעֲשׂוּ־כֵן וַיִּלְכְּדוּ דָגִים הַרְבֵּה מְאֹד וַתִּקָּרַע מִכְמַרְתָּם׃7
וַיָּנִיפוּ יָד אֶל־חַבְרֵיהֶם אֲשֶׁר
בָאֳנִיָּה הַשְּׁנִיָה לָבוֹא אֲלֵיהֶם וּלְעָזְרָם וַיָּבֹאוּ וַיְמַלְאוּ אֶת־שְׁתֵּי הָאֳנִיּוֹת עַד־לִשְׁקֹעַ׃ 8וַיְהִי כִּרְאוֹת שִׁמְעוֹן פֶּטְרוֹס אֶת־זֹאת
וַיִּפֹּל לְבִרְכֵּי יֵשׁוּעַ וַיֹּאמַר אֲדֹנִי צֵא־נָא מֵעָלַי כִּי־אִישׁ חוֹטֵא אָנֹכִי׃ 9 כִּי שַׁמָּה הֶחֱזִיקָה אוֹתוֹ וְאֶת־כֹּל אֲשֶׁר עִמּוֹ עַל־צֵיד
הַדָּגִים אֲשֶׁר צָדוּ׃ 10 וְכֵן גַּם אֶת־יַעֲקֹב וְאֶת־יוֹחָנָן בְּנֵי זַבְדַּי אֲשֶׁר הִתְחַבְּרוּ עִם־שִׁמְעוֹן וַיֹּאמֶר יֵשׁוּעַ אֶל־שִׁמְעוֹן אַל־תִּירָא
מֵעַתָּה צוֹד תָּצוּד אֲנָשִׁים׃ 11 וַיּוֹלִיכוּ אֶת־הָאֳנִיּוֹת אֶל־הַיַּבָּשָׁה וַיַּעַזְבוּ אֶת־הַכֹּל וַיֵּלְכוּ אַחֲרָיו׃ 12 וַיְהִי בִּהְיוֹתוֹ בְּאַחַת הֶעָרִים
וְהִנֵּה־אִישׁ כֻּלּוֹ צָרוּעַ וַיַּרְא אֶת־יֵשׁוּעַ וַיִּפֹּל עַל־פָּנָיו וַיִּתְחַנֵּן אֵלָיו לֵאמֹר אֲדֹנִי אִם־תַּחְפֹּץ תּוּכַל לְטַהֲרֵנִי׃ 13 וַיִּשְׁלַח אֶת־יָדוֹ
וַיִּגַּע־בּוֹ וַיֹּאמֶר חָפֵץ אָנֹכִי טְהָר וּפִתְאֹם סָרָה מִמֶּנּוּ הַצָּרָעַת׃ 14 וַיְצַו עָלָיו לְבִלְתִּי סַפֵּר לְאִישׁ כִּי אִם־לֵךְ וְהֵרָאֵה אֶל־הַכֹּהֵן
וְהַקְרֵב קָרְבָּן עַל־טָהֳרָתְךָ כַּאֲשֶׁר צִוָּה משֶׁה לְעֵדוּת לָהֶם׃
15
וְשָׁמְעוֹ הוֹלֵךְ הָלוֹךְ וְגָדֵל וַיִּקָּבְצוּ עַם רַב לִשְׁמוֹעַ וּלְהֵרָפֵא
עַל־יָדוֹ מִתַּחֲלוּאֵיהֶם׃16 וְהוּא סָר אֶל־הַמִּדְבָּרוֹת וּמִתְפַּלֵּל׃ 17
וַיְהִי הַיּוֹם וְהוּא מְלַמֵּד וּפְרוּשִׁים וּמוֹרֵי הַתּוֹרָה אֲשֶׁר בָּאוּ
מִכָּל־כְּפָרֵי הַגָּלִיל וּמִיהוּדָה וִירוּשָׁלָיִם ישְׁבִים שָׁם וַתְּהִי־בוֹ גְּבוּרַת יְהוָֹה לִרְפּוֹא׃ 18 וְהִנֵּה אֲנָשִׁים נוֹשְׂאִים אִישׁ בַּמִּטָּה וְהוּא
נְכֵה אֵבָרִים וַיְבַקְשׁוּ לַהֲבִיאוֹ אֶל־תּוֹךְ הַבַּיִת וְלָשׂוּם לְפָנָיו׃
19
וְלֹא־מָצְאוּ דֶרֶךְ לְהַכְנִיסוֹ מֵרֹב הָעָם וַיַּעֲלוּ הַגָּגָה וַיּוֹרִידֻהוּ
עַל־עַרְשׂוֹ בֵּין הָרְעָפִים לְתוֹךְ הַבַּיִת לִפְנֵי יֵשׁוּעַ׃ 20 וַיַּרְא אֶת־אֱמוּנָתָם וַיֹּאמֶר אֵלָיו בֶּן־אָדָם נִסְלְחוּ־לְךָ חַטֹּאתֶיךָ׃ 21 וַיָּחֵלּוּ
הַסּוֹפְרִים וְהַפְּרוּשִׁים לַחֲשֹׁב מַחֲשָׁבוֹת לֵאמֹר מִי הוּא זֶה הַמְדַבֵּר גִּדּוּפִים מִי יוּכַל לִסְלֹחַ לַחֲטָאִים בִּלְתִּי הָאֱלֹהִים לְבַדּוֹ׃ 22
וַיֵּדַע יֵשׁוּעַ אֶת־מַחְשְׁבוֹתָם וַיַּעַן וַיֹּאמֶר אֲלֵיהֶם מָה אַתֶּם חשְׁבִים בִּלְבַבְכֶם׃ 23מָה הַנָּקֵל הֶאָמֹר נִסְלְחוּ־לְךָ חַטֹּאתֶיךָ
אִם־אָמֹר קוּם וְהִתְהַלֵּךְ׃24 אַךְ לְמַעַן תֵּדְעוּן כִּי בֶן־הָאָדָם יֶשׁ־לוֹ הַשָּׁלְטָן בָּאָרֶץ לִסְלֹחַ לַחֲטָאִים וַיֹּאמֶר אֶל־נְכֵה הָאֵבָרִים
אֹמֵר אֲנִי אֵלֶיךָ קוּם וְשָׂא אֶת־עַרְשְׂךָ וְלֵךְ אֶל־בֵּיתֶךָ׃
25
וַיְמַהֵר וַיָּקָם לְעֵינֵיהֶם וַיִּשָׂא אֵת מִשְׁכָּבוֹ וַיֵּלֶךְ אֶל־בֵּיתוֹ וַיְהַלֵּל
אֶת־הָאֱלֹהִים׃
26וְשַׁמָּה הֶחֱזִיקָה אֶת־כֻּלָּם וַיְבָרֲכוּ אֶת־הָאֱלֹהִים וַיִּמָּלְאוּ יִרְאָה וַיֹּאמְרוּ כִּי נִפְלָאוֹת רָאִינוּ הַיּוֹם׃27
וַיְהִי
אַחֲרֵי כֵן וַיֵּצֵא וַיַּרְא מוֹכֵס אֶחָד וּשְׁמוֹ לֵוִי וְהוּא יוֹשֵׁב בְּבֵית הַמֶּכֶס וַיֹּאמֶר אֵלָיו לְכָה אַחֲרָי׃28 וַיַּעֲזֹב אֶת־הַכֹּל וַיָּקָם וַיֵּלֶךְ
אַחֲרָיו׃ 29וַיַּעַשׂ־לוֹ לֵוִי מִשְׁתֶּה גָדוֹל בְּבֵיתוֹ וְעַם־רַב מִן־הַמּוֹכְסִים וַאֲנָשִׁים אֲחֵרִים הָיוּ מְסֻבִּים עִמָּהֶם׃ 30 וַיִּלּוֹנוּ הַסּוֹפְרִים
אֲשֶׁר בָּהֶם וְהַפְּרוּשִׁים עַל־תַּלְמִידָיו וַיֹּאמְרוּ מַדּוּעַ אַתֶּם אֹכְלִים וְשֹׁתִים עִם־הַמּוֹכְסִים וְהַחַטָּאִים׃
31
וַיַּעַן יֵשׁוּעַ וַיֹּאמֶר
אֲלֵיהֶם הַבְּרִיאִים אֵינָם צְרִיכִים לְרֹפֵא כִּי אִם־הַחֹלִים׃
32לֹא בָאתִי לִקְרוֹא הַצַּדִּיקִים לַתְּשׁוּבָה כִּי אִם־הַחַטָּאִים׃ 33
וַיֹּאמְרוּ אֵלָיו הֵן תַּלְמִידֵי יוֹחָנָן מַרְבִּים לָצוּם וְאֹמְרִים תְּחִנּוֹת וְגַם תַּלְמִידֵי הַפְּרוּשִׁים עֹשִׂים כֵּן וְתַלְמִידֶיךָ אֹכְלִים וְשֹׁתִים׃
34וַיֹּאמֶר אֲלֵיהֶם הֲתוּכְלוּ אֲנֹס בְּנֵי הַחֻפָּה לָצוּם וְהֶחָתָן עוֹדֶנּוּ עִמָּהֶם׃ 35 וְאוּלָם יָמִים בָּאִים וְלֻקַּח מֵאִתָּם הֶחָתָן אָז יָצוּמוּ
בַּיָּמִים הָהֵמָּה׃36
וַיְדַבֵּר אֲלֵיהֶם גַּם אֶת־הַמָּשָׁל הַזֶּה אֵין אִישׁ מַעֲלֶה מַטְלִית שֶׁל־בֶּגֶד חָדָשׁ עַל־בֶּגֶד בָּלוּי כִּי אִם־כֵּן גַּם
הֶחָדָשׁ יִקָּרֵעַ וְגַם לֹא־תִשְׁוֶה מַטְלִית הֶחָדָשׁ לַבָּלוּי׃37 וְאֵין אִישׁ נֹתֵן יַיִן חָדָשׁ בְּנֹאדוֹת בָּלִים כִּי אִם־כֵּן הַיַּיִן הֶחָדָשׁ יְבַקַּע
אֶת־הַנֹּאדוֹת וְהוּא יִשָּׁפֵךְ וְהַנֹּאדוֹת יֹאבֵדוּ׃38 אֲבָל יֻתַּן הַיַּיִן הֶחָדָשׁ בְּנֹאדוֹת חֲדָשִׁים וּשְׁנֵיהֶם יַחְדָּו יִשָּׁמֵרוּ׃ 39 וַאֲשֶׁר שָׁתָה
יַיִן יָשָׁן אֵינֶנּוּ חָפֵץ עוֹד בְּיַיִן חָדָשׁ כִּי יֹאמַר הַיָּשָׁן נָעִים מִמֶּנּוּ׃
ו וַיְהִי בָּיוֹם הַשַּׁבָּת הַשֵּׁנִית לִסְפִירַת הָעֹמֶר עָבַר בֵּין הַשָׂדוֹת וַיִּקְטְפוּ תַלְמִידָיו מְלִילֹת וַיְפָרְכוּ אֹתָן בִּידֵיהֶם וַיֹּאכֵלוּ׃ 2
וַאֲנָשִׁים מִן־הַפְּרוּשִׁים אָמְרוּ אֲלֵיהֶם לָמָה אַתֶּם עֹשִׂים אֵת אֲשֶׁר לֹא יֵעָשֶׂה בַּשַּׁבָּת׃ 3וַיַּעַן יֵשׁוּעַ וַיֹּאמֶר אֲלֵיהֶם הֲלֹא
קְרָאתֶם אֵת אֲשֶׁר עָשָׂה דָוִד בִּהְיוֹתוֹ רָעֵב הוּא וַאֲשֶׁר הָיוּ אִתּוֹ׃ 4אֲשֶׁר בָּא אֶל־בֵּית הָאֱלֹהִים וַיִּקַּח אֶת־לֶחֶם הַפָּנִים
וַיֹּאכַל וְגַם־נָתַן לַאֲנָשָׁיו אֵת אֲשֶׁר לֹא נָכוֹן לְאָכְלוֹ כִּי אִם־לַכֹּהֲנִים לְבַדָּם׃
5וַיֹּאמֶר אֲלֵיהֶם כִּי בֶּן־הָאָדָם גַּם־אֲדוֹן הַשַּׁבָּת
הוּא׃
6 וַיְהִי בְּשַׁבָּת אַחֶרֶת וַיָּבֹא אֶל־בֵּית הַכְּנֵסֶת וַיְלַמֵּד וְשָׁם אִישׁ אֲשֶׁר יָבְשָׁה יָדוֹ הַיְמָנִית׃ 7
וַיֶּאֶרְבוּ־לוֹ הַסּוֹפְרִים
וְהַפְּרוּשִׁים לִרְאוֹת אִם־יִרְפָּא בַּשַּׁבָּת לְמַעַן יִמְצְאוּ עָלָיו עֲלִילֹת דְּבָרִים׃
8וְהוּא יָדַע אֶת־מַחְשְׁבוֹתָם וַיֹּאמֶר אֶל־הָאִישׁ
אֲשֶׁר יָבְשָׁה יָדוֹ קוּם וַעֲמוֹד בַּתָּוֶךְ וַיָּקָם וַיַּעֲמֹד׃ 9 וַיֹּאמֶר אֲלֵיהֶם יֵשׁוּעַ אֶשְׁאֲלָה אֶתְכֶם דָּבָר מַה־הַנָּכוֹן בַּשַּׁבָּת הַלְהֵיטִיב
אִם לְהָרֵעַ לְהַצִּיל נֶפֶשׁ אִם־לְאַבֵּד׃
10
וַיַּבֵּט סָבִיב אֶל־כֻּלָּם וַיֹּאמֶר לָאִישׁ פְּשֹׁט אֶת־יָדֶךָ וַיַּעַשׂ כֵּן וַתֵּרָפֵא יָדוֹ וַתָּשָׁב
כָּאַחֶרֶת׃
11 וְהֵמָּה נִמְלְאוּ חֵמָה וַיִּוָּסְדוּ יַחַד מַה־לַּעֲשׂוֹת לְיֵשׁוּעַ׃ 12 וַיְהִי בַּיָּמִים הָהֵם וַיֵּצֵא הָהָרָה לְהִתְפַּלֵּל וַיַּעֲמֹד כָּל־הַלַּיְלָה
בַּתְּפִלָּה לֵאלֹהִים׃
13 וּבִהְיֹת הַבֹּקֶר אָסַף אֵלָיו אֶת־תַּלְמִידָיו וַיִּבְחַר מֵהֶם שְׁנֵים עָשָׂר אֲשֶׁר קָרָא לָהֶם שְׁלִיחִים׃ 14
אֶת־שִׁמְעוֹן אֲשֶׁר גַּם־קְרָאוֹ פֶּטְרוֹס וְאֶת־אַנְדְּרַי אָחִיו אֶת־יַעֲקֹב וְאֵת יוֹחָנָן אֵת פִּילִפּוֹס וְאֵת בַּר־תַּלְמָי׃ 15
אֵת מַתַּי
וְאֶת־תּוֹמָא וְאֶת־יַעֲקֹב בֶּן־חַלְפַי וְאֶת־שִׁמְעוֹן אֲשֶׁר יִקָּרֵא לוֹ הַקַּנָּא׃
16
אֶת־יְהוּדָה בֶּן־יַעֲקֹב וְאֶת־יְהוּדָה אִישׁ־קְרִיּוֹת
וְהוּא אֲשֶׁר הָיָה לְמוֹסֵר׃17
וַיֵּרֶד אִתָּם וַיַּעֲמֹד בִּמְקוֹם מִישׁוֹר הוּא וַהֲמוֹן תַּלְמִידָיו וּקְהַל עַם רָב מִכָּל־יְהוּדָה וִירוּשָׁלַיִם
וּמֵחוֹף יָם־צֹר וְצִידוֹן אֲשֶׁר בָּאוּ לִשְׁמֹעַ אֹתוֹ וּלְהֵרָפֵא מֵחָלְיֵיהֶם׃ 18 וְגַם־הַמְעֻנִּים בְּרוּחוֹת טְמֵאוֹת וַיֵּרָפֵאוּ׃ 19
וְכָל־הֶהָמוֹן
מְבַקְשִׁים לָגַעַת בּוֹ כִּי גְבוּרָה יָצְאָה מֵאִתּוֹ וְרָפְאָה אֶת־כֻּלָּם׃ 20 וְהוּא נָשָׂא אֶת־עֵינָיו אֶל־תַּלְמִידָיו וַיֹּאמַר אַשְׁרֵיכֶם אַתֶּם
הָעֲנִיִּים כִּי־לָכֶם מַלְכוּת הָאֱלֹהִים׃
21אַשְׁרֵיכֶם אַתֶּם הָרְעֵבִים הַיּוֹם כִּי תִשְׂבָּעוּ אַשְׁרֵיכֶם הַבֹּכִים הַיּוֹם כִּי תִשְׂחָקוּ׃ 22
אַשְׁרֵיכֶם אִם־יִשְׂנְאוּ אֶתְכֶם הָאֲנָשִׁים וְאִם־יְנַדּוּ אֶתְכֶם וְחֵרְפוּ וִינָאֲצוּ אֶת־שִׁמְכֶם כְּשֵׁם רָע לְמַעַן בֶּן־הָאָדָם׃ 23שִׂמְחוּ
בַּיּוֹם הַהוּא וּרְקֹדוּ כִּי הִנֵּה שְׂכַרְכֶם רַב בַּשָּׁמַיִם כִּי־כַדָּבָר הַזֶּה עָשׂוּ אֲבֹתֵיהֶם לַנְּבִיאִים׃ 24 אַךְ־אוֹי לָכֶם הָעֲשִׁירִים כִּי־כְבָר
לְקַחְתֶּם אֵת נֶחָמַתְכֶם׃
25 אוֹי לָכֶם הַשְׂבֵעִים כִּי תִרְעָבוּ אוֹי לָכֶם הַשּׂחֲקִים הַיּוֹם כִּי תִתְאַבְּלוּ וְתִבְכּוּ׃ 26אוֹי לָכֶם אִם
כָּל־הָאֲנָשִׁים מְשַׁבְּחִים אֶתְכֶם כִּי כַּדָּבָר הַזֶּה עָשׂוּ אֲבוֹתֵיהֶם לִנְבִיאֵי הַשָּׁקֶר׃27 אֲבָל אַתֶּם הַשֹּׁמְעִים אֲלֵיכֶם אֲנִי אֹמֵר
אֶהֱבוּ אֶת־אֹיְבֵיכֶם הֵיטִיבוּ לְשׂנְאֵיכֶם׃
28בָּרֲכוּ אֶת־מְקַלֲלֵיכֶם וְהִתְפַּלֲלוּ בְּעַד מַכְלִימֵיכֶם׃ 29
הַמַּכֶּה אֹתְךָ עַל־הַלְּחִי
הַטֵּה־לוֹ גַּם אֶת־הָאַחֶרֶת וְהַלּקֵחַ אֶת־מְעִילְךָ אַל־תִּמְנַע מִמֶּנּוּ גַּם אֶת־כֻּתָּנְתֶּךָ׃
30
וְכָל־הַשֹּׁאֵל מִמְּךָ תֶּן־לוֹ וְהַלּקֵחַ אֵת
אֲשֶׁר לָךְ אַל־תִּתְבַּע מֵאִתּוֹ׃
31 וְכַאֲשֶׁר תִּרְצוּ שֶׁיַּעֲשׂוּ לָכֶם בְּנֵי הָאָדָם כֵּן תַּעֲשׂוּ־לָהֶם גַּם־אַתֶּם׃ 32
וְאִם־תְּאֵהֲבוּ
אֶת־אֹהֲבֵיכֶם מֶה חַסְדְּכֶם כִּי גַם־הַחַטָּאִים אֹהֲבִים אֶת־אֹהֲבֵיהֶם׃ 33 וְאִם תֵּיטִיבוּ לְמֵטִיבֵיכֶם מֶה חַסְדְּכֶם גַּם־הַחַטָּאִים
יַעֲשׂוּ־כֵן׃ 34וְאִם־תַּלְווּ אֶת־הָאֲנָשִׁים אֲשֶׁר תְּקַוּוּ לְקַבֵּל מֵהֶם מֶה חַסְדְּכֶם גַּם הַחַטָּאִים מַלְוִים אֶת־הַחַטָּאִים לְמַעַן יוּשַׁב
לָהֶם הַמִּלְוֶה׃ 35 אֲבָל אֶהֱבוּ אֶת־אֹיְבֵיכֶם וְהֵיטִיבוּ וְהַלְווּ וְאַל תְּצַפּוּ לְתַשְׁלוּם וִיהִי שְׂכַרְכֶם רַב וִהְיִיתֶם בְּנֵי עֶלְיוֹן כִּי טוֹב
הוּא גַּם־לִכְפוּיֵי טוֹבָה וְלָרָעִים׃ 36לָכֵן הֱיוּ רַחֲמָנִים כַּאֲשֶׁר גַּם־אֲבִיכֶם רַחוּם הוּא׃37 וְאַל־תִּשְׁפְּטוּ וְלֹא תִשָּׁפֵטוּ אַל־תְּחַיְּבוּ